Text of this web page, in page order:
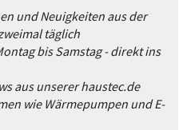
und Neuigkeiten aus der
täglich
bis Samstag - direkt ins
aus unserer haustec.de
wie Wärmepumpen und E-